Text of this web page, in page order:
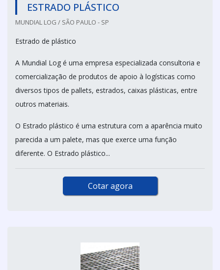
ESTRADO PLÁSTICO
MUNDIAL LOG / SÃO PAULO - SP
Estrado de plástico
A Mundial Log é uma empresa especializada consultoria e
comercialização de produtos de apoio à logísticas como
diversos tipos de pallets, estrados, caixas plásticas, entre
outros materiais.
O Estrado plástico é uma estrutura com a aparência muito
parecida a um palete, mas que exerce uma função
diferente. O Estrado plástico...
Cotar agora